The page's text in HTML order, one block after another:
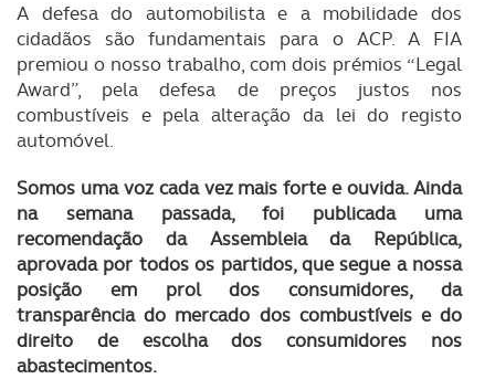
A defesa do automobilista e a mobilidade dos
cidadãos são fundamentais para o ACP. A FIA
premiou o nosso trabalho, com dois prémios “Legal
Award”, pela defesa de preços justos nos
combustíveis e pela alteração da lei do registo
automóvel.
Somos uma voz cada vez mais forte e ouvida. Ainda
na semana passada, foi publicada uma
recomendação da Assembleia da República,
aprovada por todos os partidos, que segue a nossa
posição em prol dos consumidores, da
transparência do mercado dos combustíveis e do
direito de escolha dos consumidores nos
abastecimentos.